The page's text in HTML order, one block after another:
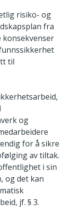
risiko- og
fra
konsekvenser
til
og
for å sikre
av tiltak.
i sin
og det kan
jf. § 3.